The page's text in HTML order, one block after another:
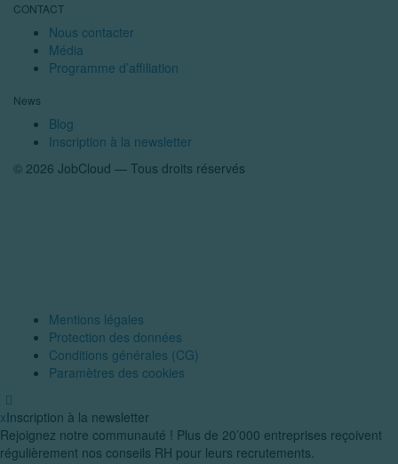
CONTACT
Nous contacter
Média
Programme d’affiliation
News
Blog
Inscription à la newsletter
© 2026 JobCloud — Tous droits réservés
Mentions légales
Protection des données
Conditions générales (CG)
Paramètres des cookies
xInscription à la newsletter
Rejoignez notre communauté ! Plus de 20’000 entreprises reçoivent
régulièrement nos conseils RH pour leurs recrutements.